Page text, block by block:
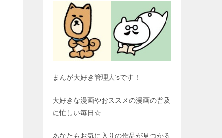
まんが大好き管理人’sです！
大好きな漫画やおススメの漫画の普及
に忙しい毎日☆
あなたもお気に入りの作品が見つかる